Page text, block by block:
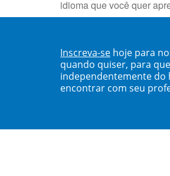
idioma que você quer
Inscreva-se hoje para
quando quiser, para
independentemente do
encontrar com seu